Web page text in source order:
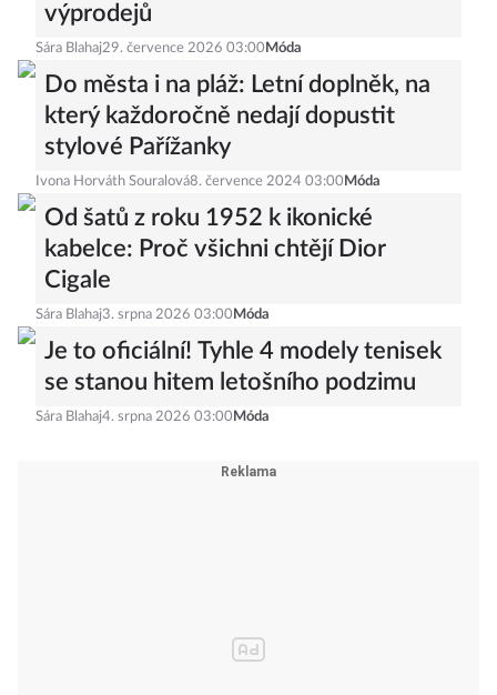
výprodejů
Sára Blahaj29. července 2026 03:00 Móda
Do města i na pláž: Letní doplněk, na
který každoročně nedají dopustit
stylové Pařížanky
Ivona Horváth Souralová8. července 2024 03:00 Móda
Od šatů z roku 1952 k ikonické
kabelce: Proč všichni chtějí Dior
Cigale
Sára Blahaj3. srpna 2026 03:00 Móda
Je to oficiální! Tyhle 4 modely tenisek
se stanou hitem letošního podzimu
Sára Blahaj4. srpna 2026 03:00 Móda